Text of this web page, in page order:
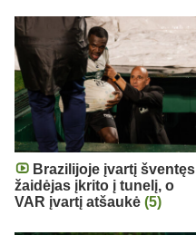
Brazilijoje įvartį šventęs
žaidėjas įkrito į tunelį, o
VAR įvartį atšaukė (5)